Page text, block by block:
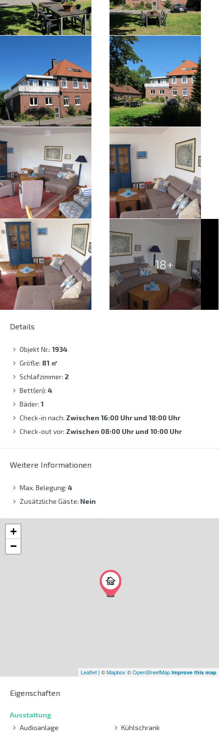
18+
Details
Objekt Nr.: 1934
Größe: 81 ㎡
Schlafzimmer: 2
Bett(en): 4
Bäder: 1
Check-in nach: Zwischen 16:00 Uhr und 18:00 Uhr
Check-out vor: Zwischen 08:00 Uhr und 10:00 Uhr
Weitere Informationen
Max. Belegung: 4
Zusätzliche Gäste: Nein
+
−
Leaflet | ©Mapbox ©OpenStreetMap Improve this map
Eigenschaften
Ausstattung
Audioanlage
Kühlschrank